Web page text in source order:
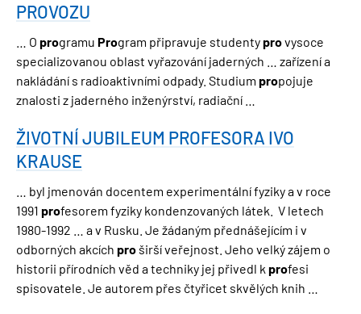
PROVOZU
… O programu Program připravuje studentyprovysoce
specializovanou oblast vyřazování jaderných … zařízení a
nakládání s radioaktivními odpady. Studium propojuje
znalosti z jaderného inženýrství, radiační …
ŽIVOTNÍ JUBILEUM PROFESORA IVO
KRAUSE
… byl jmenován docentem experimentální fyziky a v roce
1991 profesorem fyziky kondenzovaných látek. V letech
1980-1992 … a v Rusku. Je žádaným přednášejícím i v
odborných akcích pro širší veřejnost. Jeho velký zájem o
historii přírodních věd a techniky jej přivedl k profesi
spisovatele. Je autorem přes čtyřicet skvělých knih …